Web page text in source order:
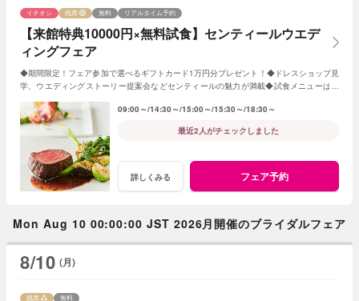
【来館特典10000円×無料試食】センティールウエデ
ィングフェア
イチオシ 残席 無料 リアルタイム予約
◆期間限定！フェア参加で選べるギフトカード1万円分プレゼント！◆ドレスショップ見
学、ウエディングストーリー提案会などセンティールの魅力が満載◆試食メニューはデ
09:00～ 14:30～ 15:00～ 15:30～ 18:30～
最近2人がチェックしました
詳しくみる フェア予約
Mon Aug 10 00:00:00 JST 2026月開催のブライダルフェア
8/10 (月)
残席 無料